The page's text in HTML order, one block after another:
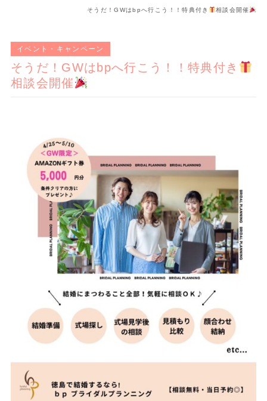
そうだ！GWはbpへ行こう！！特典付き 相談会開催
イベント・キャンペーン
そうだ！GWはbpへ行こう！！特典付き
相談会開催